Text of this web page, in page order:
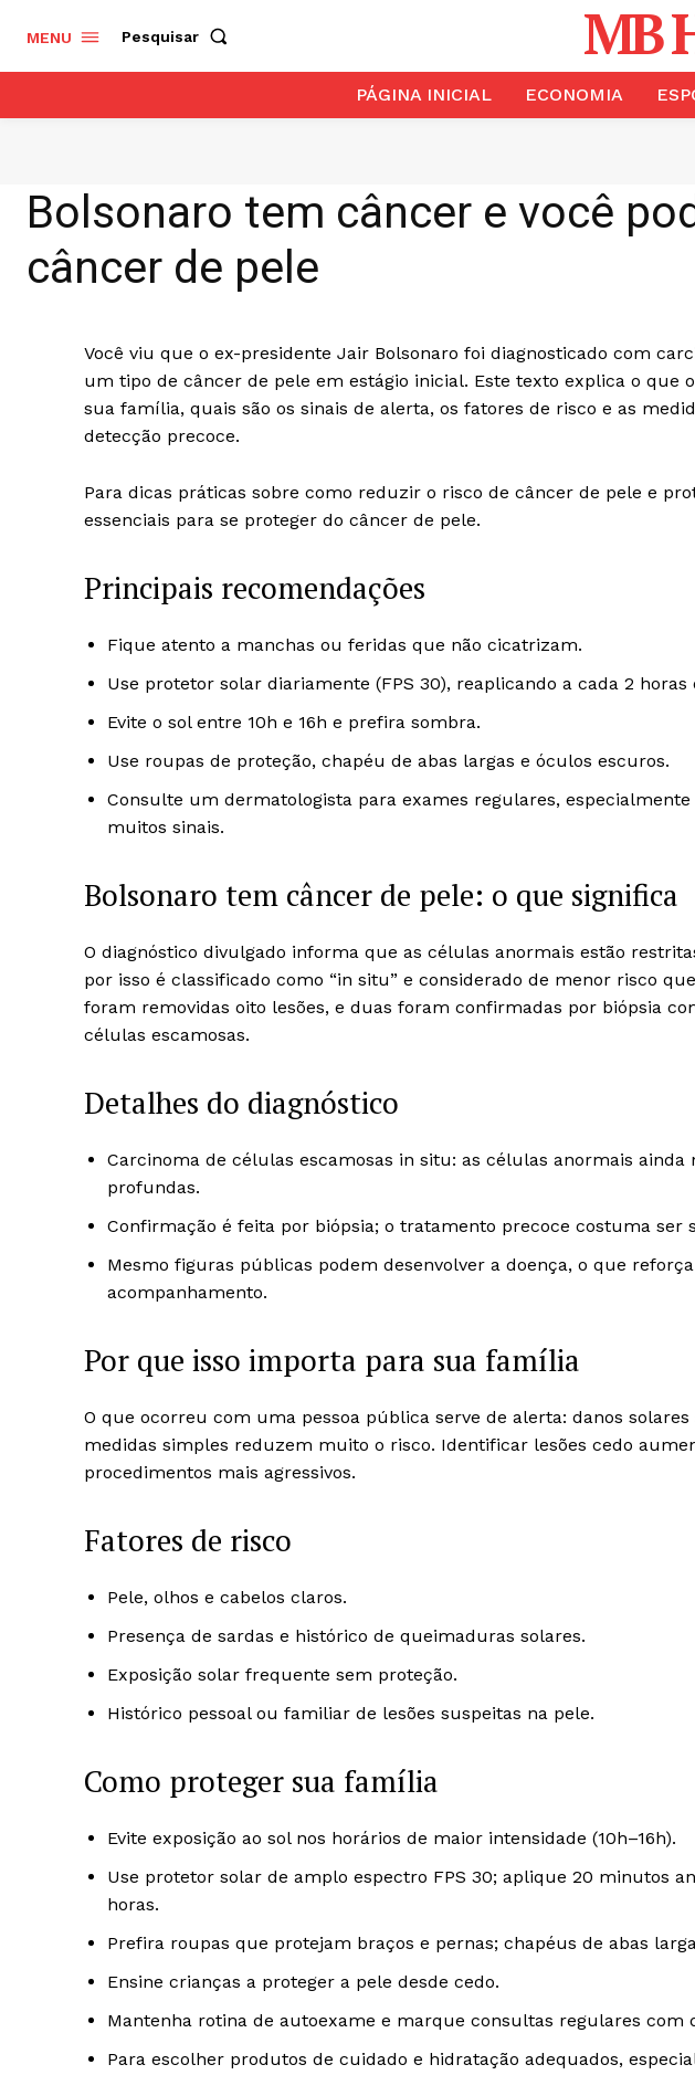
MENU Pesquisar MB
PÁGINA INICIAL ECONOMIA
Bolsonaro tem câncer e você
câncer de pele
Você viu que o ex-presidente Jair Bolsonaro foi diagnosticado com
um tipo de câncer de pele em estágio inicial. Este texto explica o que
sua família, quais são os sinais de alerta, os fatores de risco e as
detecção precoce.
Para dicas práticas sobre como reduzir o risco de câncer de pele e
essenciais para se proteger do câncer de pele.
Principais recomendações
Fique atento a manchas ou feridas que não cicatrizam.
Use protetor solar diariamente (FPS 30), reaplicando a cada 2 horas
Evite o sol entre 10h e 16h e prefira sombra.
Use roupas de proteção, chapéu de abas largas e óculos escuros.
Consulte um dermatologista para exames regulares,
muitos sinais.
Bolsonaro tem câncer de pele: o que significa
O diagnóstico divulgado informa que as células anormais estão
por isso é classificado como “in situ” e considerado de menor risco
foram removidas oito lesões, e duas foram confirmadas por biópsia
células escamosas.
Detalhes do diagnóstico
Carcinoma de células escamosas in situ: as células anormais ainda
profundas.
Confirmação é feita por biópsia; o tratamento precoce costuma ser
Mesmo figuras públicas podem desenvolver a doença, o que
acompanhamento.
Por que isso importa para sua família
O que ocorreu com uma pessoa pública serve de alerta: danos
medidas simples reduzem muito o risco. Identificar lesões cedo
procedimentos mais agressivos.
Fatores de risco
Pele, olhos e cabelos claros.
Presença de sardas e histórico de queimaduras solares.
Exposição solar frequente sem proteção.
Histórico pessoal ou familiar de lesões suspeitas na pele.
Como proteger sua família
Evite exposição ao sol nos horários de maior intensidade (10h–16h).
Use protetor solar de amplo espectro FPS 30; aplique 20 minutos
horas.
Prefira roupas que protejam braços e pernas; chapéus de abas
Ensine crianças a proteger a pele desde cedo.
Mantenha rotina de autoexame e marque consultas regulares com
Para escolher produtos de cuidado e hidratação adequados,